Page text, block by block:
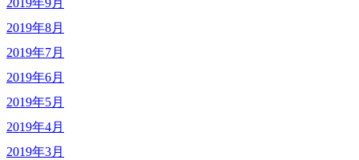
2019年9月
2019年8月
2019年7月
2019年6月
2019年5月
2019年4月
2019年3月